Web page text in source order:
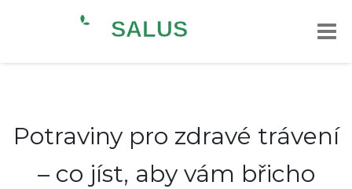
Potraviny pro zdravé trávení
– co jíst, aby vám břicho